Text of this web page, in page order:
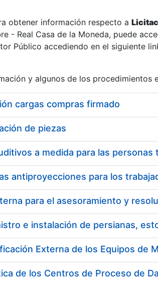
obtener información respecto a
- Real Casa de la Moneda, puede
Público accediendo en el siguiente
y algunos de los procedimientos
cargas compras firmado
de piezas
e instalación de persianas,